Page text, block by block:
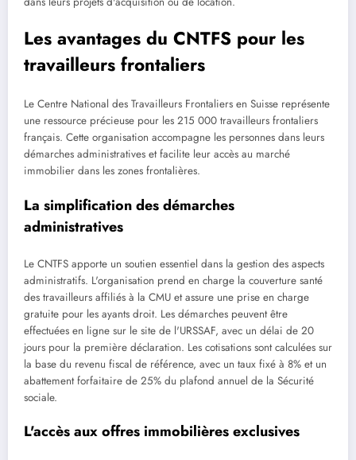
Les avantages du CNTFS pour les
travailleurs frontaliers
Le Centre National des Travailleurs Frontaliers en Suisse représente
une ressource précieuse pour les 215 000 travailleurs frontaliers
français. Cette organisation accompagne les personnes dans leurs
démarches administratives et facilite leur accès au marché
immobilier dans les zones frontalières.
La simplification des démarches
administratives
Le CNTFS apporte un soutien essentiel dans la gestion des aspects
administratifs. L'organisation prend en charge la couverture santé
des travailleurs affiliés à la CMU et assure une prise en charge
gratuite pour les ayants droit. Les démarches peuvent être
effectuées en ligne sur le site de l'URSSAF, avec un délai de 20
jours pour la première déclaration. Les cotisations sont calculées sur
la base du revenu fiscal de référence, avec un taux fixé à 8% et un
abattement forfaitaire de 25% du plafond annuel de la Sécurité
sociale.
L'accès aux offres immobilières exclusives